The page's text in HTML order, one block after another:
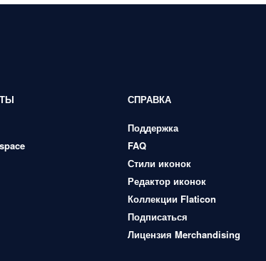
СПРАВКА
Поддержка
FAQ
Стили иконок
Редактор иконок
Коллекции Flaticon
Подписаться
Лицензия Merchandising